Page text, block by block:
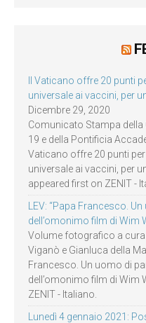
Il Vaticano offre 20 punti
universale ai vaccini, per
Dicembre 29, 2020
Comunicato Stampa
19 e della Pontificia
Vaticano offre 20 punti
universale ai vaccini, per
appeared first on ZENIT -
LEV: “Papa Francesco.
dell’omonimo film di Wim
Volume fotografico a
Viganò e Gianluca della
Francesco. Un uomo di
dell’omonimo film di Wim
ZENIT - Italiano.
Lunedì 4 gennaio 2021: